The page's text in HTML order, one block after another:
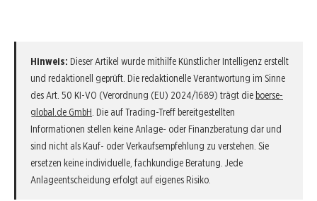
Hinweis: Dieser Artikel wurde mithilfe Künstlicher Intelligenz erstellt
und redaktionell geprüft. Die redaktionelle Verantwortung im Sinne
des Art. 50 KI-VO (Verordnung (EU) 2024/1689) trägt die boerse-
global.de GmbH . Die auf Trading-Treff bereitgestellten
Informationen stellen keine Anlage- oder Finanzberatung dar und
sind nicht als Kauf- oder Verkaufsempfehlung zu verstehen. Sie
ersetzen keine individuelle, fachkundige Beratung. Jede
Anlageentscheidung erfolgt auf eigenes Risiko.